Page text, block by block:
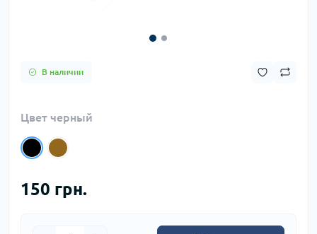
В наличии
Цвет черный
150 грн.